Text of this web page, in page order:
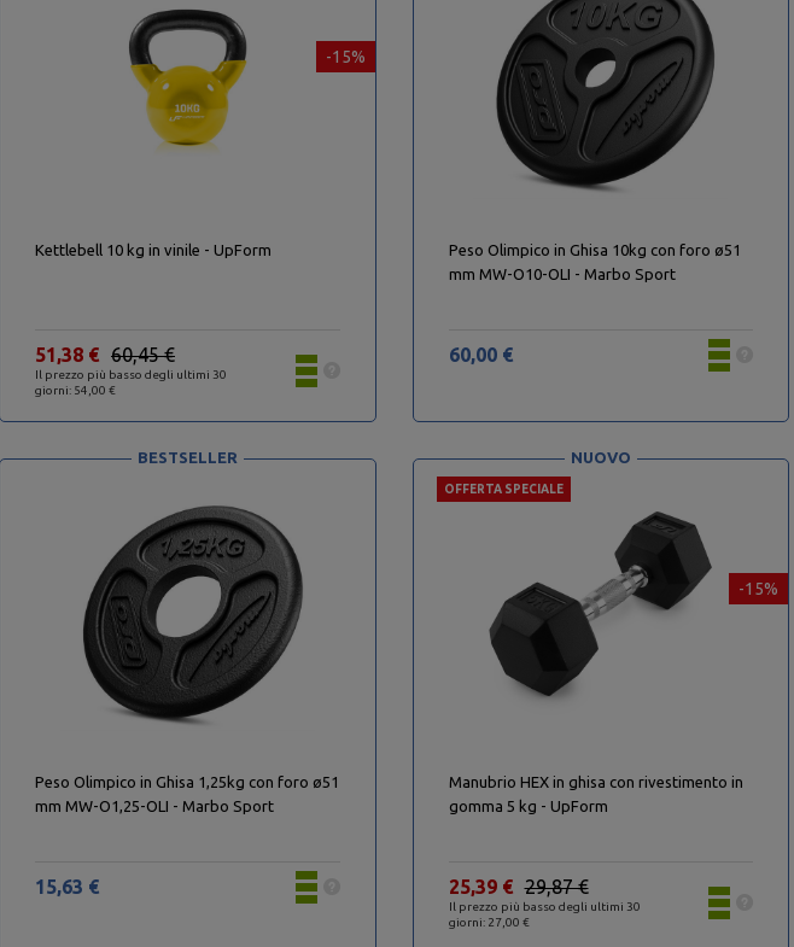
-15%
Kettlebell 10 kg in vinile - UpForm
Il prezzo più basso degli ultimi 30
giorni: 54,00 €
60,45 €
51,38 €
Peso Olimpico in Ghisa 10kg con foro ø51
mm MW-O10-OLI - Marbo Sport
60,00 €
BESTSELLER
Peso Olimpico in Ghisa 1,25kg con foro ø51
mm MW-O1,25-OLI - Marbo Sport
15,63 €
-15%
OFFERTA SPECIALE
NUOVO
Manubrio HEX in ghisa con rivestimento in
gomma 5 kg - UpForm
Il prezzo più basso degli ultimi 30
giorni: 27,00 €
29,87 €
25,39 €